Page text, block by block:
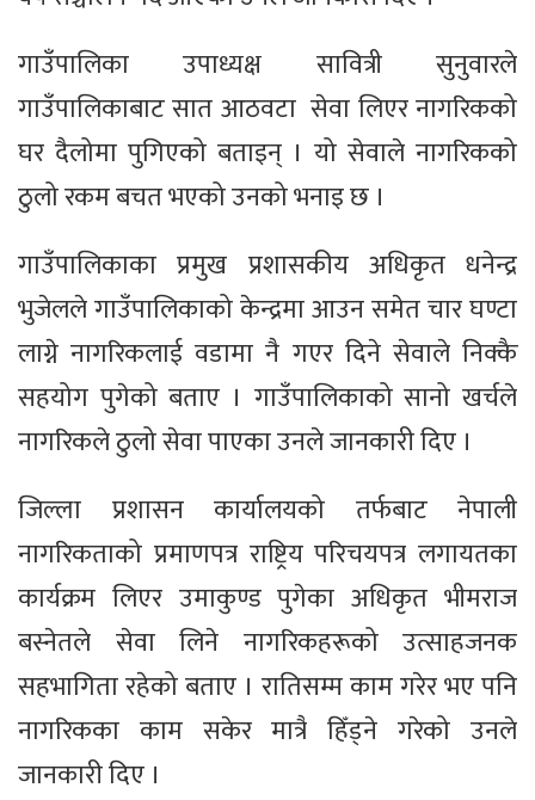
गाउँपालिका उपाध्यक्ष सावित्री सुनुवारले
गाउँपालिकाबाट सात आठवटा सेवा लिएर नागरिकको
घर दैलोमा पुगिएको बताइन् । यो सेवाले नागरिकको
ठुलो रकम बचत भएको उनको भनाइ छ ।
गाउँपालिकाका प्रमुख प्रशासकीय अधिकृत धनेन्द्र
भुजेलले गाउँपालिकाको केन्द्रमा आउन समेत चार घण्टा
लाग्ने नागरिकलाई वडामा नै गएर दिने सेवाले निक्कै
सहयोग पुगेको बताए । गाउँपालिकाको सानो खर्चले
नागरिकले ठुलो सेवा पाएका उनले जानकारी दिए ।
जिल्ला प्रशासन कार्यालयको तर्फबाट नेपाली
नागरिकताको प्रमाणपत्र राष्ट्रिय परिचयपत्र लगायतका
कार्यक्रम लिएर उमाकुण्ड पुगेका अधिकृत भीमराज
बस्नेतले सेवा लिने नागरिकहरूको उत्साहजनक
सहभागिता रहेको बताए । रातिसम्म काम गरेर भए पनि
नागरिकका काम सकेर मात्रै हिँड्ने गरेको उनले
जानकारी दिए ।